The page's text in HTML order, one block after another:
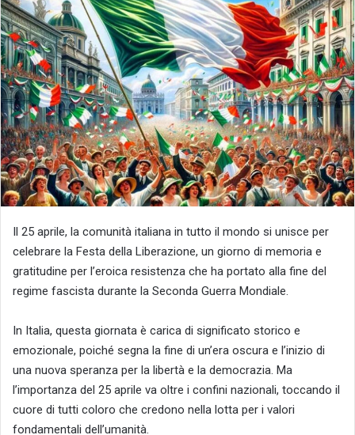
Il 25 aprile, la comunità italiana in tutto il mondo si unisce per
celebrare la Festa della Liberazione, un giorno di memoria e
gratitudine per l’eroica resistenza che ha portato alla fine del
regime fascista durante la Seconda Guerra Mondiale.
In Italia, questa giornata è carica di significato storico e
emozionale, poiché segna la fine di un’era oscura e l’inizio di
una nuova speranza per la libertà e la democrazia. Ma
l’importanza del 25 aprile va oltre i confini nazionali, toccando il
cuore di tutti coloro che credono nella lotta per i valori
fondamentali dell’umanità.